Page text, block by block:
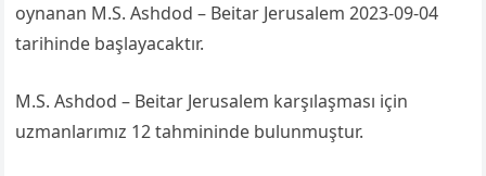
oynanan M.S. Ashdod – Beitar Jerusalem 2023-09-04
tarihinde başlayacaktır.
M.S. Ashdod – Beitar Jerusalem karşılaşması için
uzmanlarımız 12 tahmininde bulunmuştur.